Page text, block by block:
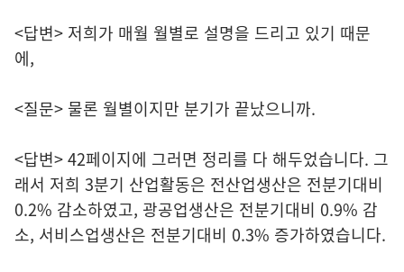
<답변> 저희가 매월 월별로 설명을 드리고 있기 때문
에,
<질문> 물론 월별이지만 분기가 끝났으니까.
<답변> 42페이지에 그러면 정리를 다 해두었습니다. 그
래서 저희 3분기 산업활동은 전산업생산은 전분기대비
0.2% 감소하였고, 광공업생산은 전분기대비 0.9% 감
소, 서비스업생산은 전분기대비 0.3% 증가하였습니다.